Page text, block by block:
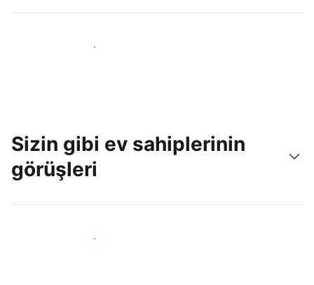
Hemen yeni konuklara ulaş
Sizin gibi ev sahiplerinin
görüşleri
Tesis sahipleri arasına katıl